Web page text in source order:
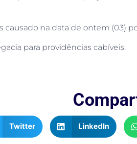
causado na data de ontem (03)
para providências cabíveis.
Twitter LinkedIn